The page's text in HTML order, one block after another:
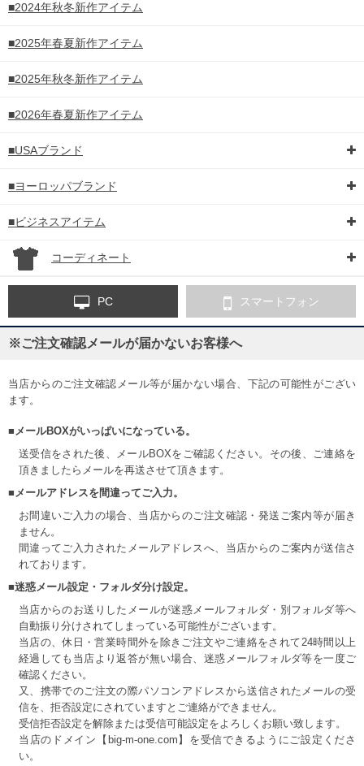
■2024年秋冬新作アイテム
■2025年春夏新作アイテム
■2025年秋冬新作アイテム
■2026年春夏新作アイテム
■USAブランド
■ヨーロッパブランド
■ビジネスアイテム
コーディネート
PC スマートフォン
※ご注文確認メールが届かないお客様へ
当店からのご注文確認メール等が届かない場合、下記の可能性がござい
ます。
■メールBOXがいっぱいになっている。
送受信をされた後、メールBOXをご確認ください。その後、ご連絡を
頂きましたらメールを再送させて頂きます。
■メールアドレスを間違ってご入力。
お間違いご入力の場合、当店からのご注文確認・発送ご案内等が届き
ません。
間違ってご入力されたメールアドレスへ、当店からのご案内が送信さ
れております。
■迷惑メール設定・フォルダ分け設定。
当店からのお送りしたメールが迷惑メールフォルダ・別フォルダ等へ
自動振り分けされてしまっている可能性がございます。
当店の、休日・営業時間外を除きご注文やご連絡をされて24時間以上
経過しても当店より返答が無い場合、迷惑メールフォルダ等を一度ご
確認ください。
又、携帯でのご注文の際パソコンアドレスから送信されたメールの受
信を、拒否設定にされていますとご連絡ができません。
受信拒否設定を解除または受信可能設定をよろしくお願い致します。
当店のドメイン【big-m-one.com】を受信できるようにご設定くださ
い。